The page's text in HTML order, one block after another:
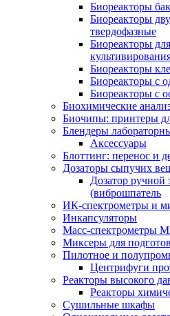
Биореакторы
Биореакторы
твердофазные
Биореакторы
Биореакторы
Биореакторы с
Биореакторы с
Биохимические
Биочипы: принтеры
Блендеры
Аксессуары
Блоттинг: перенос и
Дозаторы сыпучих
Дозатор ручной
(виброшпатель
ИК-спектрометры и
Инкапсуляторы
Масс-спектрометры
Миксеры для
Пилотное и
Центрифуги
Реакторы высокого
Реакторы
Сушильные шкафы